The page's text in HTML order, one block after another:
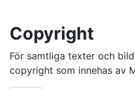
Copyright
För samtliga texter och
copyright som innehas av